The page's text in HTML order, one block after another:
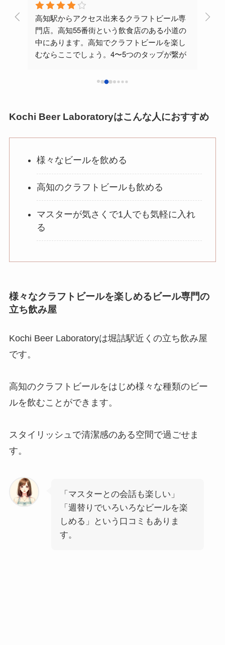
高知駅からアクセス出来るクラフトビール専
門店。高知55番街という飲食店のある小道の
中にあります。高知でクラフトビールを楽し
むならここでしょう。4〜5つのタップが繋が
支払いはキャッシュオンで、現金。細長いグ
ワリーだったと思います、美味い。常連さん
話、いいですね。
ようです。ご馳走様でした😋
3月
美
Kochi Beer Laboratoryはこんな人におすすめ
様々なビールを飲める
高知のクラフトビールも飲める
マスターが気さくで1人でも気軽に入れ
る
様々なクラフトビールを楽しめるビール専門の
立ち飲み屋
Kochi Beer Laboratoryは堀詰駅近くの立ち飲み屋
です。
高知のクラフトビールをはじめ様々な種類のビー
ルを飲むことができます。
スタイリッシュで清潔感のある空間で過ごせま
す。
「マスターとの会話も楽しい」
「週替りでいろいろなビールを楽
しめる」という口コミもありま
す。